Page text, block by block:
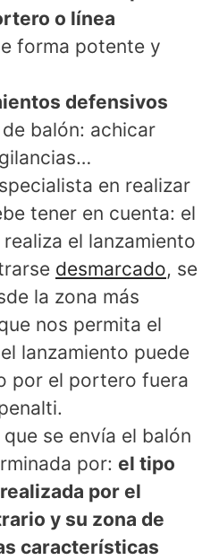
o línea
forma potente y
defensivos
de balón: achicar
en realizar
tener en cuenta: el
el lanzamiento
desmarcado, se
la zona más
nos permita el
lanzamiento puede
por el portero fuera
se envía el balón
por: el tipo
por el
y su zona de
características